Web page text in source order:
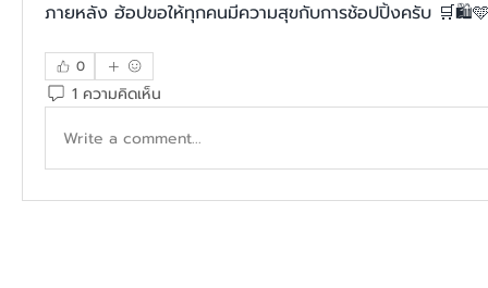
ภายหลัง ฮ้อปขอให้ทุกคนมีความสุขกับการช้อปปิ้งครับ
0
1 ความคิดเห็น
Write a comment...